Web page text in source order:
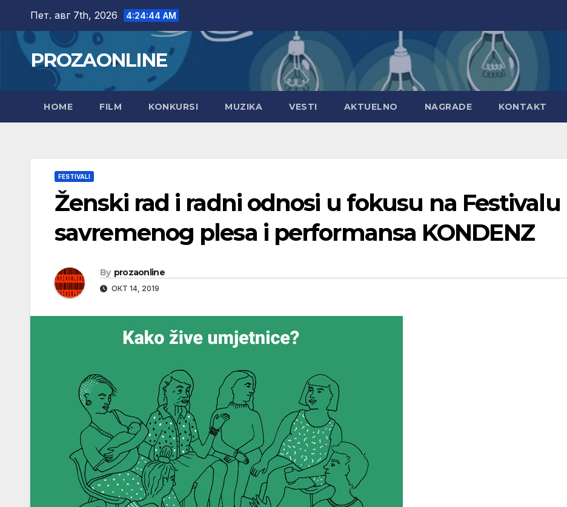
content
Пет. авг 7th, 2026 4:24:45 AM
PROZAONLINE
HOME FILM KONKURSI MUZIKA VESTI AKTUELNO NAGRADE KONTAKT
FESTIVALI
Ženski rad i radni odnosi u fokusu na Festivalu
savremenog plesa i performansa KONDENZ
By prozaonline
ОКТ 14, 2019